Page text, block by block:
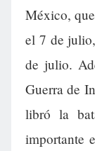
México,
el 7 de
de julio.
Guerra de
libró la
importante